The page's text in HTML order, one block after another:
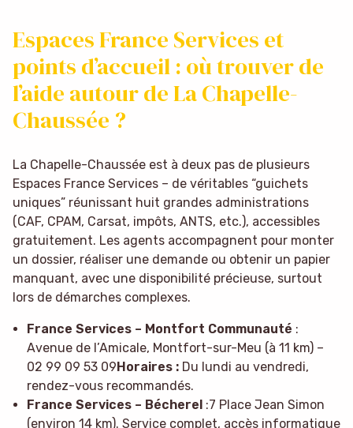
Espaces France Services et
points d’accueil : où trouver de
l’aide autour de La Chapelle-
Chaussée ?
La Chapelle-Chaussée est à deux pas de plusieurs
Espaces France Services – de véritables “guichets
uniques” réunissant huit grandes administrations
(CAF, CPAM, Carsat, impôts, ANTS, etc.), accessibles
gratuitement. Les agents accompagnent pour monter
un dossier, réaliser une demande ou obtenir un papier
manquant, avec une disponibilité précieuse, surtout
lors de démarches complexes.
France Services – Montfort Communauté :
Avenue de l’Amicale, Montfort-sur-Meu (à 11 km) –
02 99 09 53 09 Horaires :Du lundi au vendredi,
rendez-vous recommandés.
France Services – Bécherel :7 Place Jean Simon
(environ 14 km). Service complet, accès informatique